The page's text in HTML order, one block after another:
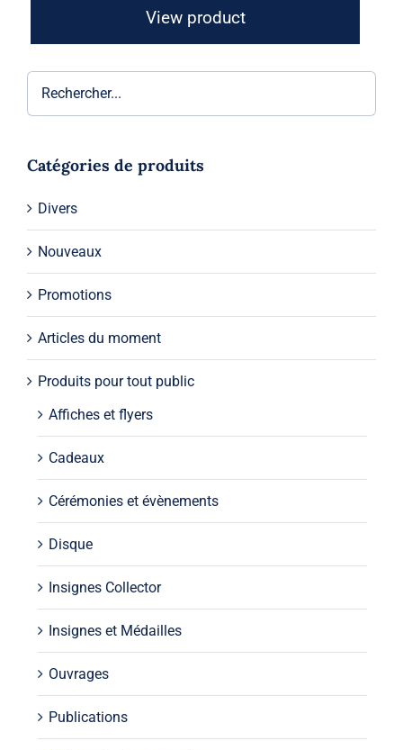
View product
Catégories de produits
Divers
Nouveaux
Promotions
Articles du moment
Produits pour tout public
Affiches et flyers
Cadeaux
Cérémonies et évènements
Disque
Insignes Collector
Insignes et Médailles
Ouvrages
Publications